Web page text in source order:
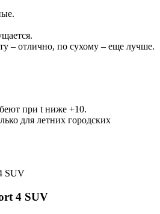
– отлично, по сухому – еще лучше.
при t ниже +10.
для летних городских
4 SUV